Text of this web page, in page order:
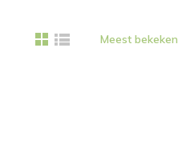
Meest bekeken